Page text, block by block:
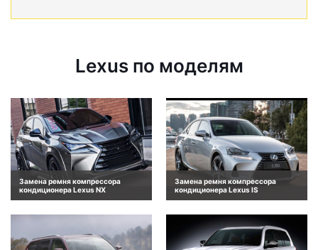
Lexus по моделям
Замена ремня компрессора
кондиционера Lexus NX
Замена ремня компрессора
кондиционера Lexus IS